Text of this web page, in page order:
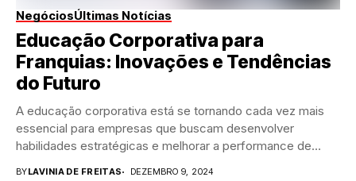
NegóciosÚltimas Notícias
Educação Corporativa para
Franquias: Inovações e Tendências
do Futuro
A educação corporativa está se tornando cada vez mais
essencial para empresas que buscam desenvolver
habilidades estratégicas e melhorar a performance de
BYLAVINIA DE FREITAS DEZEMBRO 9, 2024